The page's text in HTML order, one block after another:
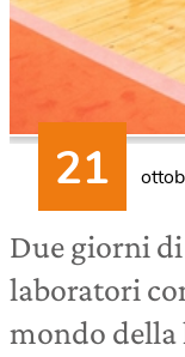
Due giorni
laboratori
mondo della